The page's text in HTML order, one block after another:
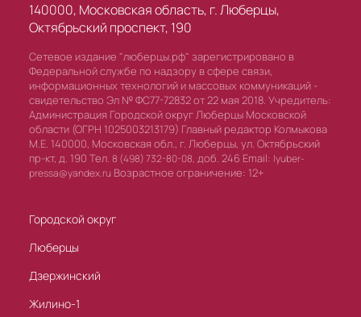
140000, Московская область, г. Люберцы,
Октябрьский проспект, 190
Сетевое издание "люберцы.рф" зарегистрировано в
Федеральной службе по надзору в сфере связи,
информационных технологий и массовых коммуникаций -
свидетельство Эл № ФС77-72832 от 22 мая 2018. Учредитель:
Администрация Городской округ Люберцы Московской
области (ОГРН 1025003213179) Главный редактор Колмыкова
М.Е. 140000, Московская обл., г. Люберцы, ул. Октябрьский
пр-кт, д. 190 Тел. 8 (498) 732-80-08, доб. 246 Email: lyuber-
pressa@yandex.ru Возрастное ограничение: 12+
Городской округ
Люберцы
Дзержинский
Жилино-1